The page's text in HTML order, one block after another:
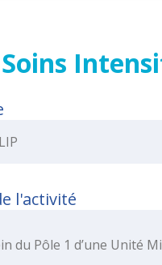
l'activité
du Pôle 1 d’une Unité